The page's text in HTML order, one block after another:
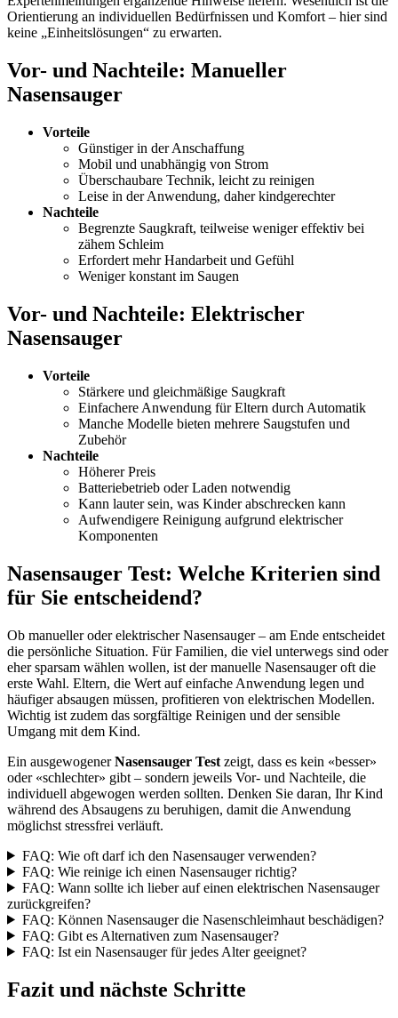
Orientierung an individuellen Bedürfnissen und Komfort – hier sind
keine „Einheitslösungen“ zu erwarten.
Vor- und Nachteile: Manueller
Nasensauger
Vorteile
Günstiger in der Anschaffung
Mobil und unabhängig von Strom
Überschaubare Technik, leicht zu reinigen
Leise in der Anwendung, daher kindgerechter
Nachteile
Begrenzte Saugkraft, teilweise weniger effektiv bei
zähem Schleim
Erfordert mehr Handarbeit und Gefühl
Weniger konstant im Saugen
Vor- und Nachteile: Elektrischer
Nasensauger
Vorteile
Stärkere und gleichmäßige Saugkraft
Einfachere Anwendung für Eltern durch Automatik
Manche Modelle bieten mehrere Saugstufen und
Zubehör
Nachteile
Höherer Preis
Batteriebetrieb oder Laden notwendig
Kann lauter sein, was Kinder abschrecken kann
Aufwendigere Reinigung aufgrund elektrischer
Komponenten
Nasensauger Test: Welche Kriterien sind
für Sie entscheidend?
Ob manueller oder elektrischer Nasensauger – am Ende entscheidet
die persönliche Situation. Für Familien, die viel unterwegs sind oder
eher sparsam wählen wollen, ist der manuelle Nasensauger oft die
erste Wahl. Eltern, die Wert auf einfache Anwendung legen und
häufiger absaugen müssen, profitieren von elektrischen Modellen.
Wichtig ist zudem das sorgfältige Reinigen und der sensible
Umgang mit dem Kind.
Ein ausgewogenerNasensauger Test zeigt, dass es kein «besser»
oder «schlechter» gibt – sondern jeweils Vor- und Nachteile, die
individuell abgewogen werden sollten. Denken Sie daran, Ihr Kind
während des Absaugens zu beruhigen, damit die Anwendung
möglichst stressfrei verläuft.
FAQ: Wie oft darf ich den Nasensauger verwenden?
FAQ: Wie reinige ich einen Nasensauger richtig?
FAQ: Wann sollte ich lieber auf einen elektrischen Nasensauger
zurückgreifen?
FAQ: Können Nasensauger die Nasenschleimhaut beschädigen?
FAQ: Gibt es Alternativen zum Nasensauger?
FAQ: Ist ein Nasensauger für jedes Alter geeignet?
Fazit und nächste Schritte